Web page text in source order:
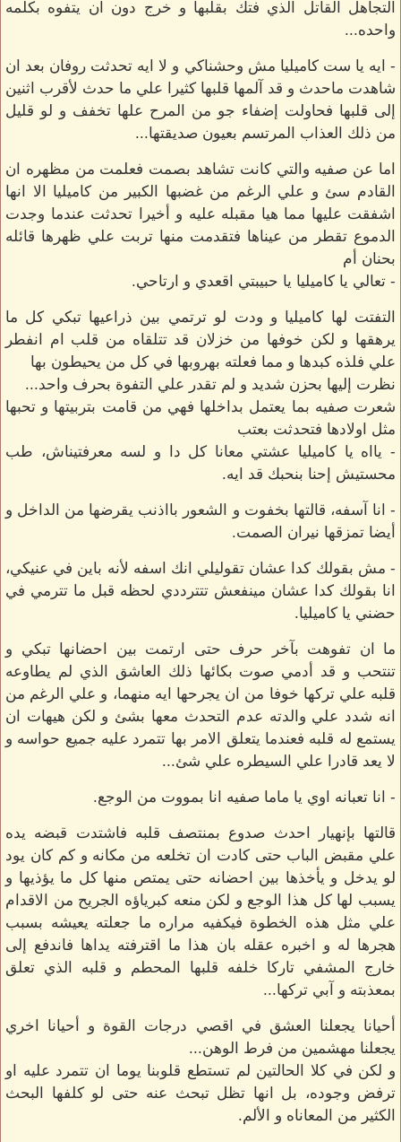
التجاهل القاتل الذي فتك بقلبها و خرج دون ان يتفوه بكلمه
واحده...
- ايه يا ست كاميليا مش وحشناكي و لا ايه تحدثت روفان بعد ان
شاهدت ماحدث و قد آلمها قلبها كثيرا علي ما حدث لأقرب اثنين
إلى قلبها فحاولت إضفاء جو من المرح علها تخفف و لو قليل
من ذلك العذاب المرتسم بعيون صديقتها...
اما عن صفيه والتي كانت تشاهد بصمت فعلمت من مظهره ان
القادم سئ و علي الرغم من غضبها الكبير من كاميليا الا انها
اشفقت عليها مما هيا مقبله عليه و أخيرا تحدثت عندما وجدت
الدموع تقطر من عيناها فتقدمت منها تربت علي ظهرها قائله
بحنان أم
- تعالي يا كاميليا يا حبيبتي اقعدي و ارتاحي.
التفتت لها كاميليا و ودت لو ترتمي بين ذراعيها تبكي كل ما
يرهقها و لكن خوفها من خزلان قد تتلقاه من قلب ام انفطر
علي فلذه كبدها و مما فعلته بهروبها في كل من يحيطون بها
نظرت إليها بحزن شديد و لم تقدر علي التفوة بحرف واحد...
شعرت صفيه بما يعتمل بداخلها فهي من قامت بتربيتها و تحبها
مثل اولادها فتحدثت بعتب
- يااه يا كاميليا عشتي معانا كل دا و لسه معرفتيناش، طب
محستيش إحنا بنحبك قد ايه.
- انا آسفه، قالتها بخفوت و الشعور بااذنب يقرضها من الداخل و
أيضا تمزقها نيران الصمت.
- مش بقولك كدا عشان تقوليلي انك اسفه لأنه باين في عنيكي،
انا بقولك كدا عشان مينفعش تتترددي لحظه قبل ما تترمي في
حضني يا كاميليا.
ما ان تفوهت بآخر حرف حتى ارتمت بين احضانها تبكي و
تنتحب و قد أدمي صوت بكائها ذلك العاشق الذي لم يطاوعه
قلبه علي تركها خوفا من ان يجرحها ايه منهما، و علي الرغم من
انه شدد علي والدته عدم التحدث معها بشئ و لكن هيهات ان
يستمع له قلبه فعندما يتعلق الامر بها تتمرد عليه جميع حواسه و
لا يعد قادرا علي السيطره علي شئ...
- انا تعبانه اوي يا ماما صفيه انا بمووت من الوجع.
قالتها بإنهيار احدث صدوع بمنتصف قلبه فاشتدت قبضه يده
علي مقبض الباب حتى كادت ان تخلعه من مكانه و كم كان يود
لو يدخل و يأخذها بين احضانه حتى يمتص منها كل ما يؤذيها و
يسبب لها كل هذا الوجع و لكن منعه كبرياؤه الجريح من الاقدام
علي مثل هذه الخطوة فيكفيه مراره ما جعلته يعيشه بسبب
هجرها له و اخبره عقله بان هذا ما اقترفته يداها فاندفع إلى
خارج المشفي تاركا خلفه قلبها المحطم و قلبه الذي تعلق
بمعذبته و آبي تركها...
أحيانا يجعلنا العشق في اقصي درجات القوة و أحيانا اخري
يجعلنا مهشمين من فرط الوهن...
و لكن في كلا الحالتين لم تستطع قلوبنا يوما ان تتمرد عليه او
ترفض وجوده، بل انها تظل تبحث عنه حتى لو كلفها البحث
الكثير من المعاناه و الألم.